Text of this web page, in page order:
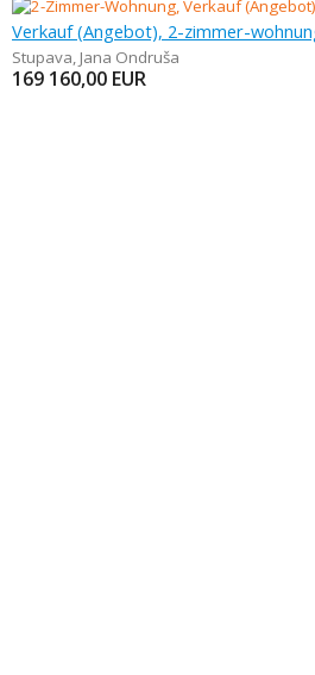
Verkauf (Angebot), 2-zimmer-
Stupava, Jana Ondruša
169 160,00 EUR